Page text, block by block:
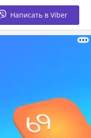
Написать в Viber